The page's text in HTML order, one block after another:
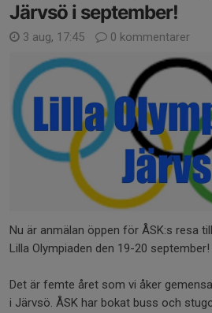
Järvsö i september!
3 aug, 17:45 0 kommentarer
Nu är anmälan öppen för ÅSK:s resa
Lilla Olympiaden den 19-20 september!
Det är femte året som vi åker
i Järvsö. ÅSK har bokat buss och